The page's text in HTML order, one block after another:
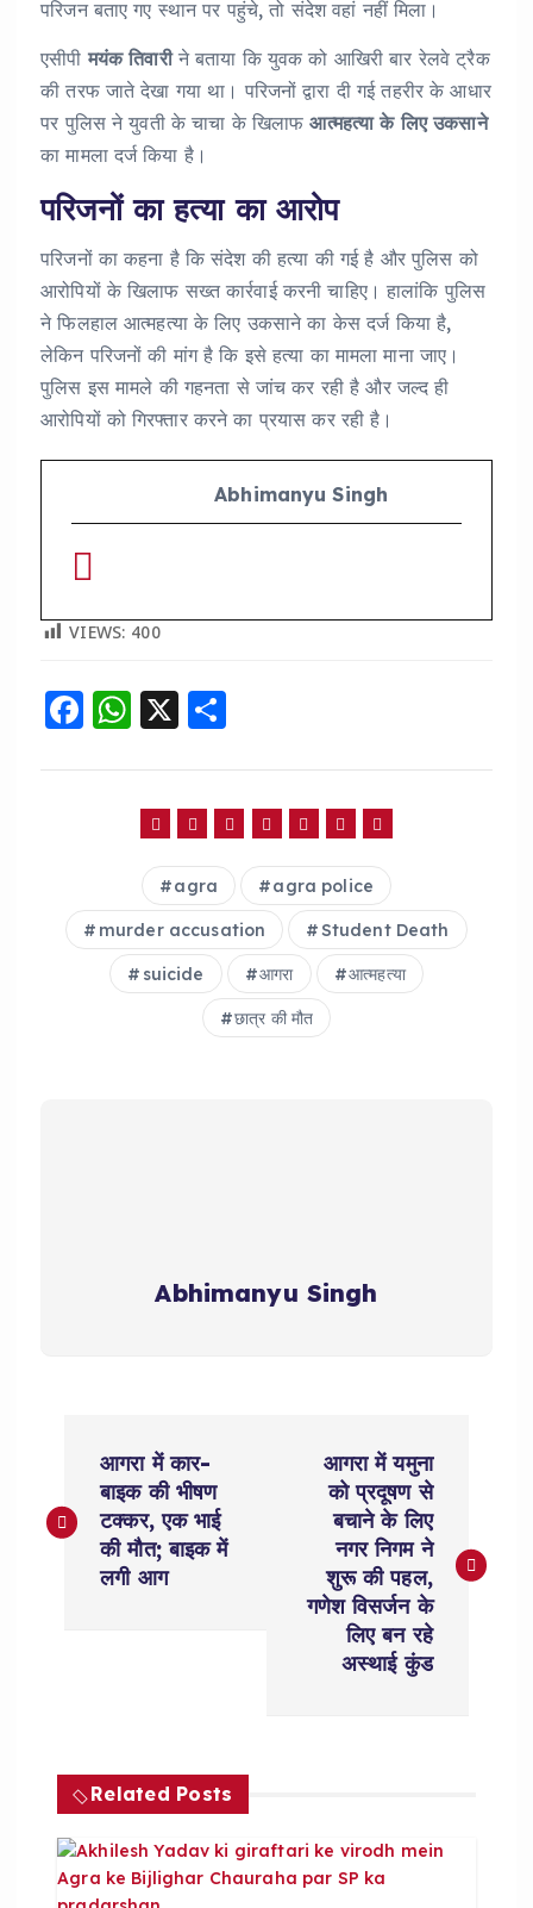
परिजन बताए गए स्थान पर पहुंचे, तो संदेश वहां नहीं मिला।
एसीपीमयंक तिवारीने बताया कि युवक को आखिरी बार रेलवे ट्रैक
की तरफ जाते देखा गया था। परिजनों द्वारा दी गई तहरीर के आधार
पर पुलिस ने युवती के चाचा के खिलाफआत्महत्या के लिए उकसाने
का मामला दर्ज किया है।
परिजनों का हत्या का आरोप
परिजनों का कहना है कि संदेश की हत्या की गई है और पुलिस को
आरोपियों के खिलाफ सख्त कार्रवाई करनी चाहिए। हालांकि पुलिस
ने फिलहाल आत्महत्या के लिए उकसाने का केस दर्ज किया है,
लेकिन परिजनों की मांग है कि इसे हत्या का मामला माना जाए।
पुलिस इस मामले की गहनता से जांच कर रही है और जल्द ही
आरोपियों को गिरफ्तार करने का प्रयास कर रही है।
Abhimanyu Singh
VIEWS: 400
F
c
o
o
W
a
ts
A
p
p
X
a
re
agra agra police
murder accusation Student Death
suicide आगरा आत्महत्या
छात्र की मौत
Abhimanyu Singh
o
s
v
आगरा में कार-
बाइक की भीषण
टक्कर, एक भाई
की मौत; बाइक में
लगी आग
आगरा में यमुना
को प्रदूषण से
बचाने के लिए
नगर निगम ने
शुरू की पहल,
गणेश विसर्जन के
लिए बन रहे
अस्थाई कुंड
Related Posts